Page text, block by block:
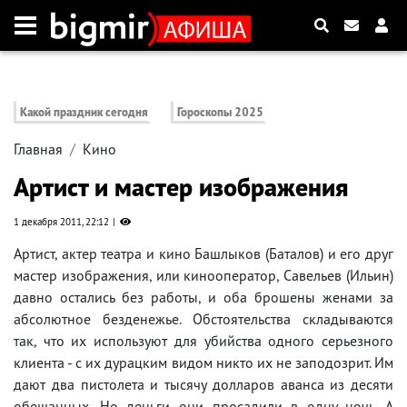
Какой праздник сегодня Гороскопы 2025
Главная Кино
Артист и мастер изображения
1 декабря 2011, 22:12
Артист, актер театра и кино Башлыков (Баталов) и его друг
мастер изображения, или кинооператор, Савельев (Ильин)
давно остались без работы, и оба брошены женами за
абсолютное безденежье. Обстоятельства складываются
так, что их используют для убийства одного серьезного
клиента - с их дурацким видом никто их не заподозрит. Им
дают два пистолета и тысячу долларов аванса из десяти